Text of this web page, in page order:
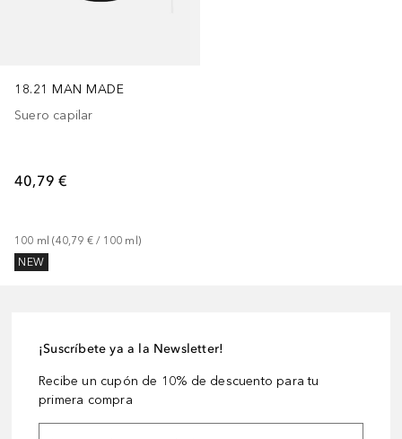
18.21 MAN MADE
Suero capilar
40,79 €
100 ml (40,79 € / 100 ml )
NEW
¡Suscríbete ya a la Newsletter!
Recibe un cupón de 10% de descuento para tu
primera compra